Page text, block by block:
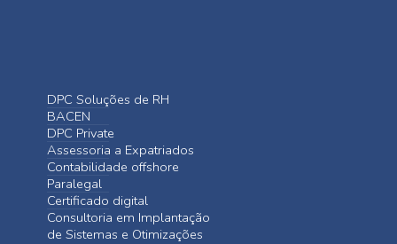
DPC Soluções de RH
BACEN
DPC Private
Assessoria a Expatriados
Contabilidade offshore
Paralegal
Certificado digital
Consultoria em Implantação
de Sistemas e Otimizações